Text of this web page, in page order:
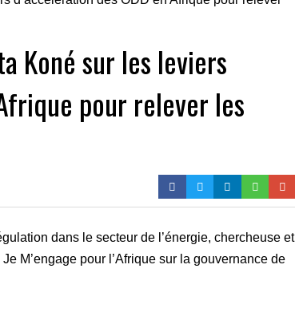
Koné sur les leviers
pour relever les
dans le secteur de l’énergie, chercheuse et
M’engage pour l’Afrique sur la gouvernance de